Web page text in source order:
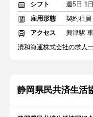
シフト
週5日 1
雇用形態
契約社員
アクセス
興津駅
清和海運株式会社の求人
静岡県民共済生活